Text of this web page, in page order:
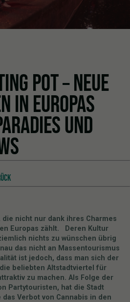
POT – NEUE
IN EUROPAS
UND
die nicht nur dank ihres Charmes
Europas zählt. Deren Kultur
nichts zu wünschen übrig
das nicht an Massentourismus
ist jedoch, dass man sich der
beliebten Altstadtviertel für
zu machen. Als Folge der
Partytouristen, hat die Stadt
Verbot von Cannabis in den